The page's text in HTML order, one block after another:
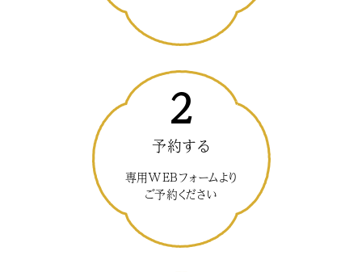
2
予約する
専用WEBフォームより
ご予約ください